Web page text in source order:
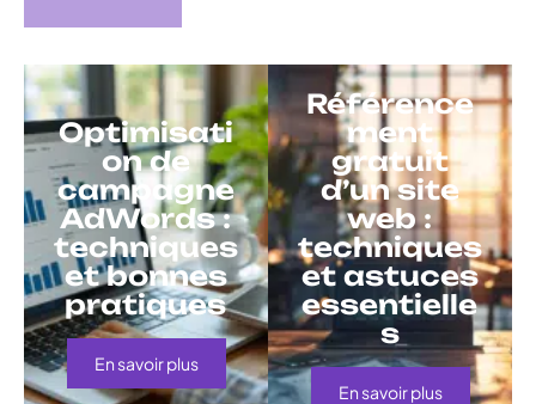
Optimisati
on de
campagne
AdWords :
techniques
et bonnes
pratiques
En savoir plus
Référence
ment
gratuit
d’un site
web :
techniques
et astuces
essentielle
s
En savoir plus